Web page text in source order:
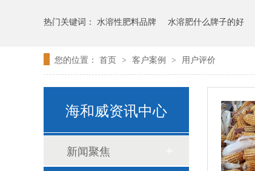
热门关键词： 水溶性肥料品牌 水溶肥什么牌子的好
您的位置： 首页 > 客户案例 > 用户评价
海和威资讯中心
新闻聚焦